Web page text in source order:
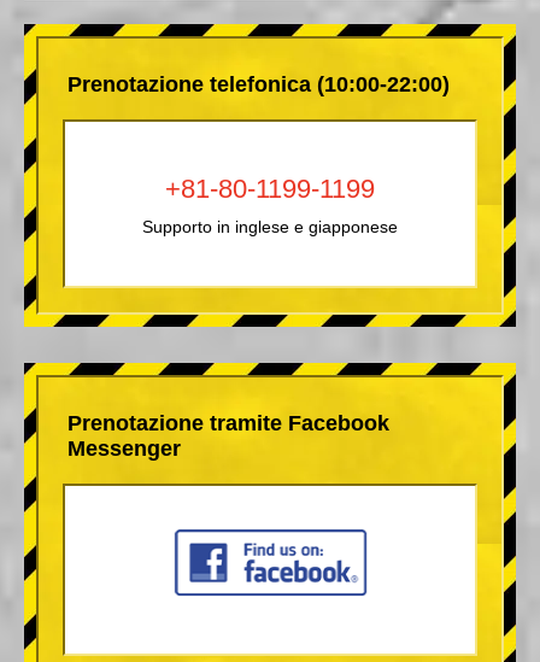
Prenotazione telefonica (10:00-22:00)
+81-80-1199-1199
Supporto in inglese e giapponese
Prenotazione tramite Facebook
Messenger